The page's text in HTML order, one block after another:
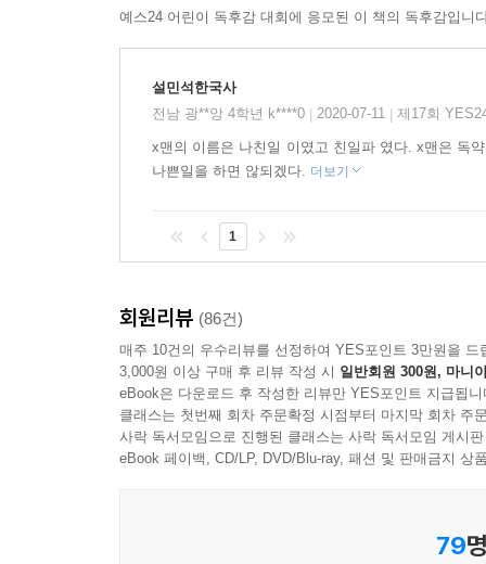
예스24 어린이 독후감 대회에 응모된 이 책의 독후감입니
설민석한국사
전남 광**앙 4학년 k****0
2020-07-11 제17회
x맨의 이름은 나친일 이였고 친일파 였다. x맨은 독
나쁜일을 하면 않되겠다. 더보기
1
회원리뷰 (86건)
매주 10건의 우수리뷰를 선정하여 YES포인트 3만원을 드
3,000원 이상 구매 후 리뷰 작성 시 일반회원 300원, 마니
eBook은 다운로드 후 작성한 리뷰만 YES포인트 지급됩니
클래스는 첫번째 회차 주문확정 시점부터 마지막 회차 주
사락 독서모임으로 진행된 클래스는 사락 독서모임 게시
eBook 페이백, CD/LP, DVD/Blu-ray, 패션 및 판매금지 상
79